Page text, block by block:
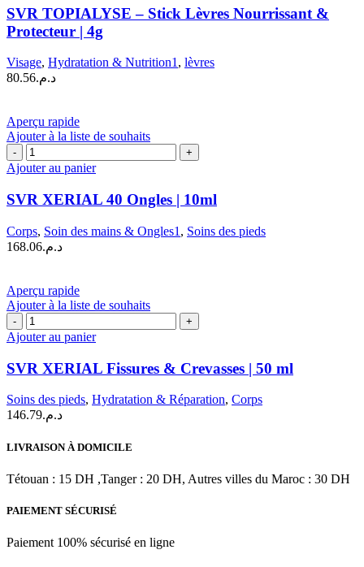
produit
TOPIALYSE
–
Stick
Nourrissant
&
4g
SVR TOPIALYSE – Stick Lèvres Nourrissant &
Protecteur | 4g
Visage, Hydratation & Nutrition1, lèvres
د.م.80.56
Aperçu rapide
Ajouter à la liste de souhaits
quantité
de
XERIAL
40
Ongles
|
10ml
Ajouter au panier
SVR XERIAL 40 Ongles | 10ml
Corps, Soin des mains & Ongles1 , Soins des pieds
د.م.168.06
Aperçu rapide
Ajouter à la liste de souhaits
quantité
de
XERIAL
Fissures
Crevasses
|
ml
Ajouter au panier
SVR XERIAL Fissures & Crevasses | 50 ml
Soins des pieds, Hydratation & Réparation, Corps
د.م.146.79
LIVRAISON À DOMICILE
Tétouan : 15 DH ,Tanger : 20 DH, Autres villes du Maroc : 30 DH
PAIEMENT SÉCURISÉ
Paiement 100% sécurisé en ligne